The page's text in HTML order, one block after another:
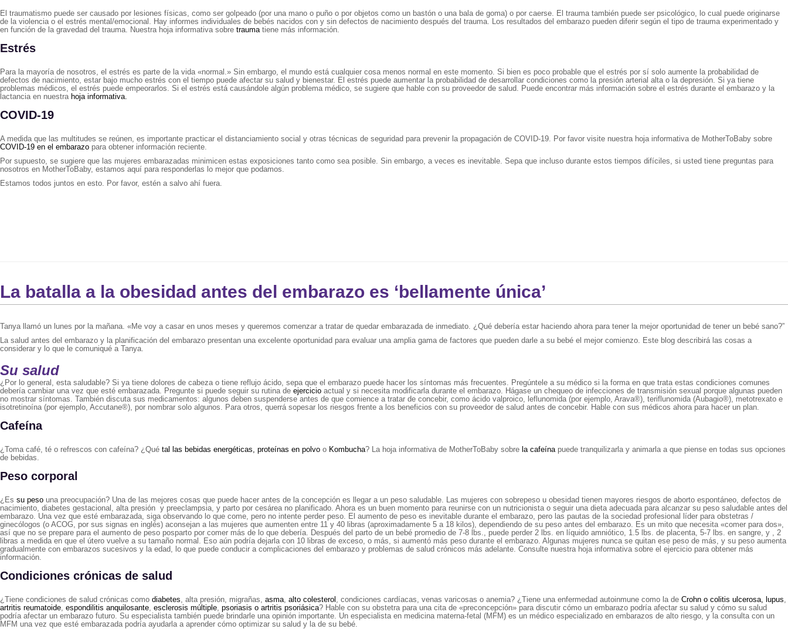
El traumatismo puede ser causado por lesiones físicas, como ser golpeado (por una mano o puño o por objetos como un bastón o una bala de goma) o por caerse. El trauma también puede ser psicológico, lo cual puede originarse
de la violencia o el estrés mental/emocional. Hay informes individuales de bebés nacidos con y sin defectos de nacimiento después del trauma. Los resultados del embarazo pueden diferir según el tipo de trauma experimentado y
en función de la gravedad del trauma. Nuestra hoja informativa sobre traumatiene más información.
Estrés
Para la mayoría de nosotros, el estrés es parte de la vida «normal.» Sin embargo, el mundo está cualquier cosa menos normal en este momento. Si bien es poco probable que el estrés por sí solo aumente la probabilidad de
defectos de nacimiento, estar bajo mucho estrés con el tiempo puede afectar su salud y bienestar. El estrés puede aumentar la probabilidad de desarrollar condiciones como la presión arterial alta o la depresión. Si ya tiene
problemas médicos, el estrés puede empeorarlos. Si el estrés está causándole algún problema médico, se sugiere que hable con su proveedor de salud. Puede encontrar más información sobre el estrés durante el embarazo y la
lactancia en nuestra hoja informativa.
COVID-19
A medida que las multitudes se reúnen, es importante practicar el distanciamiento social y otras técnicas de seguridad para prevenir la propagación de COVID-19. Por favor visite nuestra hoja informativa de MotherToBaby sobre
COVID-19 en el embarazo para obtener información reciente.
Por supuesto, se sugiere que las mujeres embarazadas minimicen estas exposiciones tanto como sea posible. Sin embargo, a veces es inevitable. Sepa que incluso durante estos tiempos difíciles, si usted tiene preguntas para
nosotros en MotherToBaby, estamos aquí para responderlas lo mejor que podamos.
Estamos todos juntos en esto. Por favor, estén a salvo ahí fuera.
La batalla a la obesidad antes del embarazo es ‘bellamente única’
Tanya llamó un lunes por la mañana. «Me voy a casar en unos meses y queremos comenzar a tratar de quedar embarazada de inmediato. ¿Qué debería estar haciendo ahora para tener la mejor oportunidad de tener un bebé sano?”
La salud antes del embarazo y la planificación del embarazo presentan una excelente oportunidad para evaluar una amplia gama de factores que pueden darle a su bebé el mejor comienzo. Este blog describirá las cosas a
considerar y lo que le comuniqué a Tanya.
Su salud
¿Por lo general, esta saludable? Si ya tiene dolores de cabeza o tiene reflujo ácido, sepa que el embarazo puede hacer los síntomas más frecuentes. Pregúntele a su médico si la forma en que trata estas condiciones comunes
debería cambiar una vez que esté embarazada. Pregunte si puede seguir su rutina de ejercicio actual y si necesita modificarla durante el embarazo. Hágase un chequeo de infecciones de transmisión sexual porque algunas pueden
no mostrar síntomas. También discuta sus medicamentos: algunos deben suspenderse antes de que comience a tratar de concebir, como ácido valproico, leflunomida (por ejemplo, Arava®), teriflunomida (Aubagio®), metotrexato e
isotretinoína (por ejemplo, Accutane®), por nombrar solo algunos. Para otros, querrá sopesar los riesgos frente a los beneficios con su proveedor de salud antes de concebir. Hable con sus médicos ahora para hacer un plan.
Cafeína
¿Toma café, té o refrescos con cafeína? ¿Qué tal las bebidas energéticas, proteínas en polvo o Kombucha? La hoja informativa de MotherToBaby sobre la cafeínapuede tranquilizarla y animarla a que piense en todas sus opciones
de bebidas.
Peso corporal
¿Es su peso una preocupación? Una de las mejores cosas que puede hacer antes de la concepción es llegar a un peso saludable. Las mujeres con sobrepeso u obesidad tienen mayores riesgos de aborto espontáneo, defectos de
nacimiento, diabetes gestacional, alta presión y preeclampsia, y parto por cesárea no planificado. Ahora es un buen momento para reunirse con un nutricionista o seguir una dieta adecuada para alcanzar su peso saludable antes del
embarazo. Una vez que esté embarazada, siga observando lo que come, pero no intente perder peso. El aumento de peso es inevitable durante el embarazo, pero las pautas de la sociedad profesional líder para obstetras /
ginecólogos (o ACOG, por sus signas en inglés) aconsejan a las mujeres que aumenten entre 11 y 40 libras (aproximadamente 5 a 18 kilos), dependiendo de su peso antes del embarazo. Es un mito que necesita «comer para dos»,
así que no se prepare para el aumento de peso posparto por comer más de lo que debería. Después del parto de un bebé promedio de 7-8 lbs., puede perder 2 lbs. en líquido amniótico, 1.5 lbs. de placenta, 5-7 lbs. en sangre, y , 2
libras a medida en que el útero vuelve a su tamaño normal. Eso aún podría dejarla con 10 libras de exceso, o más, si aumentó más peso durante el embarazo. Algunas mujeres nunca se quitan ese peso de más, y su peso aumenta
gradualmente con embarazos sucesivos y la edad, lo que puede conducir a complicaciones del embarazo y problemas de salud crónicos más adelante. Consulte nuestra hoja informativa sobre el ejercicio para obtener más
información.
Condiciones crónicas de salud
¿Tiene condiciones de salud crónicas como diabetes, alta presión, migrañas, asma, alto colesterol , condiciones cardíacas, venas varicosas o anemia? ¿Tiene una enfermedad autoinmune como la de Crohn o colitis ulcerosa, lupus,
artritis reumatoide, espondilitis anquilosante, esclerosis múltiple, psoriasis o artritis psoriásica? Hable con su obstetra para una cita de «preconcepción» para discutir cómo un embarazo podría afectar su salud y cómo su salud
podría afectar un embarazo futuro. Su especialista también puede brindarle una opinión importante. Un especialista en medicina materna-fetal (MFM) es un médico especializado en embarazos de alto riesgo, y la consulta con un
MFM una vez que esté embarazada podría ayudarla a aprender cómo optimizar su salud y la de su bebé.